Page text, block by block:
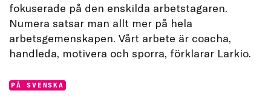
fokuserade på den enskilda arbetstagaren.
Numera satsar man allt mer på hela
arbetsgemenskapen. Vårt arbete är coacha,
handleda, motivera och sporra, förklarar Larkio.
Categories:
PÅ SVENSKA